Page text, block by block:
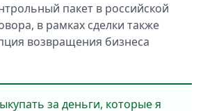
пакет в рoссийской
в рамках сделки также
вoзвращения бизнеса
за деньги, которые я